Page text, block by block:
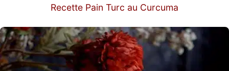
Recette Pain Turc au Curcuma